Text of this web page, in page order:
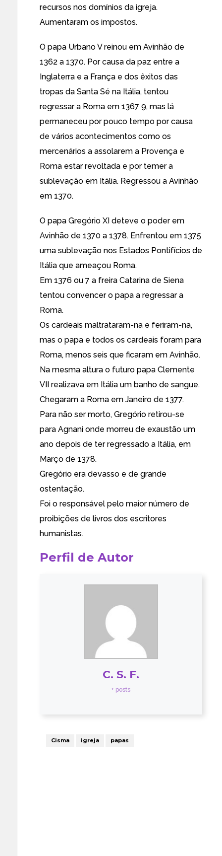
recursos nos domínios da igreja.
Aumentaram os impostos.
O papa Urbano V reinou em Avinhão de
1362 a 1370. Por causa da paz entre a
Inglaterra e a França e dos êxitos das
tropas da Santa Sé na Itália, tentou
regressar a Roma em 1367 9, mas lá
permaneceu por pouco tempo por causa
de vários acontecimentos como os
mercenários a assolarem a Provença e
Roma estar revoltada e por temer a
sublevação em Itália. Regressou a Avinhão
em 1370.
O papa Gregório XI deteve o poder em
Avinhão de 1370 a 1378. Enfrentou em 1375
uma sublevação nos Estados Pontifícios de
Itália que ameaçou Roma.
Em 1376 ou 7 a freira Catarina de Siena
tentou convencer o papa a regressar a
Roma.
Os cardeais maltrataram-na e feriram-na,
mas o papa e todos os cardeais foram para
Roma, menos seis que ficaram em Avinhão.
Na mesma altura o futuro papa Clemente
VII realizava em Itália um banho de sangue.
Chegaram a Roma em Janeiro de 1377.
Para não ser morto, Gregório retirou-se
para Agnani onde morreu de exaustão um
ano depois de ter regressado a Itália, em
Março de 1378.
Gregório era devasso e de grande
ostentação.
Foi o responsável pelo maior número de
proibições de livros dos escritores
humanistas.
Perfil de Autor
C. S. F.
+ posts
Cisma igreja papas